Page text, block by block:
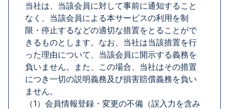
当社は、当該会員に対して事前に通知すること
なく、当該会員による本サービスの利用を制
限・停止するなどの適切な措置をとることがで
きるものとします。なお、当社は当該措置を行
った理由について、当該会員に開示する義務を
負いません。また、この場合、当社はその措置
につき一切の説明義務及び損害賠償義務を負い
ません。
（1）会員情報登録・変更の不備（誤入力を含み